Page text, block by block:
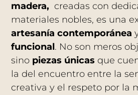
madera, creadas con
materiales nobles, es una
artesanía contemporánea
funcional. No son meros
sino piezas únicas que
la del encuentro entre la
creativa y el respeto por la